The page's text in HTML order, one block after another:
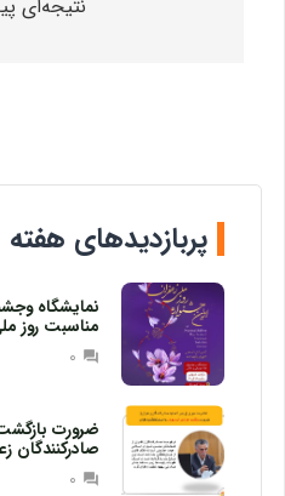
نتیجه‌ای
پربازدیدهای هفته
نمایشگاه
مناسبت روز
question_answer
0
ضرورت
صادرکنندگان
question_answer
0